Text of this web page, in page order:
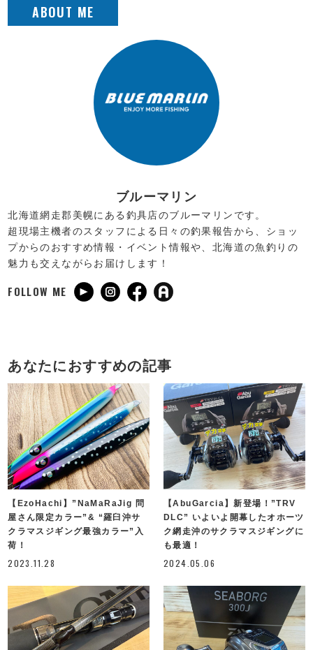
ブルーマリン
北海道網走郡美幌にある釣具店のブルーマリンです。
超現場主機者のスタッフによる日々の釣果報告から、ショッ
プからのおすすめ情報・イベント情報や、北海道の魚釣りの
魅力も交えながらお届けします！
FOLLOW ME
あなたにおすすめの記事
【EzoHachi】”NaMaRaJig 問
屋さん限定カラー”& “羅臼沖サ
クラマスジギング最強カラー”入
荷！
2023.11.28
【AbuGarcia】新登場！”TRV
DLC” いよいよ開幕したオホーツ
ク網走沖のサクラマスジギングに
も最適！
2024.05.06